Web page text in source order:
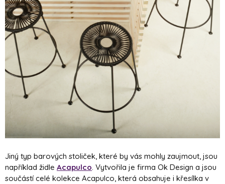
Jiný typ barových stoliček, které by vás mohly zaujmout, jsou
například židle Acapulco. Vytvořila je firma Ok Design a jsou
součástí celé kolekce Acapulco, která obsahuje i křesílka v